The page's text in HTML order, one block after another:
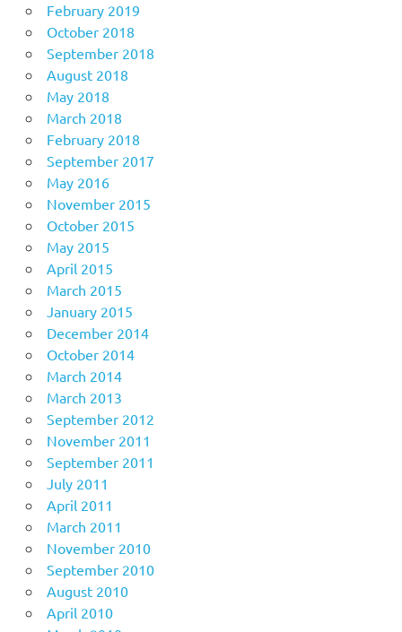
February 2019
October 2018
September 2018
August 2018
May 2018
March 2018
February 2018
September 2017
May 2016
November 2015
October 2015
May 2015
April 2015
March 2015
January 2015
December 2014
October 2014
March 2014
March 2013
September 2012
November 2011
September 2011
July 2011
April 2011
March 2011
November 2010
September 2010
August 2010
April 2010